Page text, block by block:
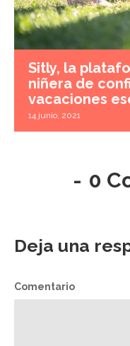
Sitly, la
niñera de
vacaciones
14 junio, 2021
- 0
Deja una
Comentario